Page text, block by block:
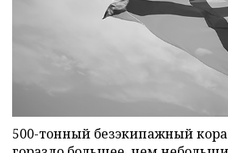
500-тонный безэкипажный